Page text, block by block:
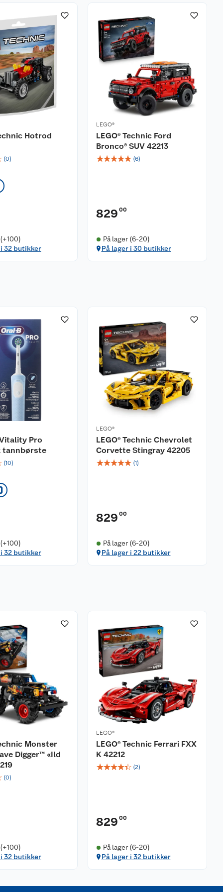
Hotrod
(0)
32 butikker
LEGO®
LEGO® Technic Ford
Bronco® SUV 42213
☆☆☆☆☆ (6)
829 00
På lager (6-20)
På lager i 30 butikker
Pro
tannbørste
(10)
32 butikker
LEGO®
LEGO® Technic Chevrolet
Corvette Stingray 42205
☆☆☆☆☆ (1)
829 00
På lager (6-20)
På lager i 22 butikker
Monster
Digger™ «Ild
(0)
32 butikker
LEGO®
LEGO® Technic Ferrari FXX
K 42212
☆☆☆☆☆ (2)
829 00
På lager (6-20)
På lager i 32 butikker